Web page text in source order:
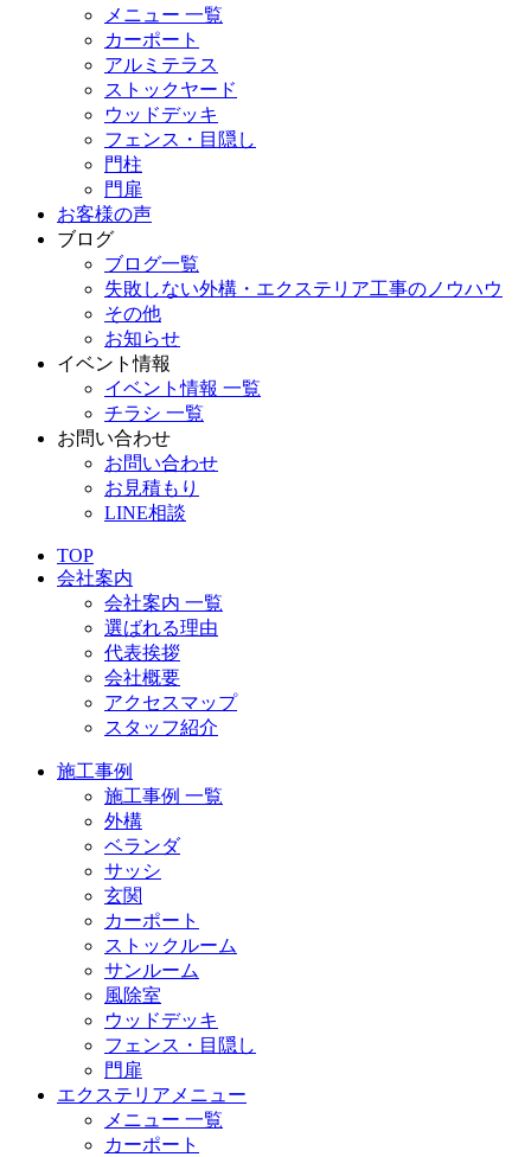
メニュー 一覧
カーポート
アルミテラス
ストックヤード
ウッドデッキ
フェンス・目隠し
門柱
門扉
お客様の声
ブログ
ブログ一覧
失敗しない外構・エクステリア工事のノウハウ
その他
お知らせ
イベント情報
イベント情報 一覧
チラシ 一覧
お問い合わせ
お問い合わせ
お見積もり
LINE相談
TOP
会社案内
会社案内 一覧
選ばれる理由
代表挨拶
会社概要
アクセスマップ
スタッフ紹介
施工事例
施工事例 一覧
外構
ベランダ
サッシ
玄関
カーポート
ストックルーム
サンルーム
風除室
ウッドデッキ
フェンス・目隠し
門扉
エクステリアメニュー
メニュー 一覧
カーポート